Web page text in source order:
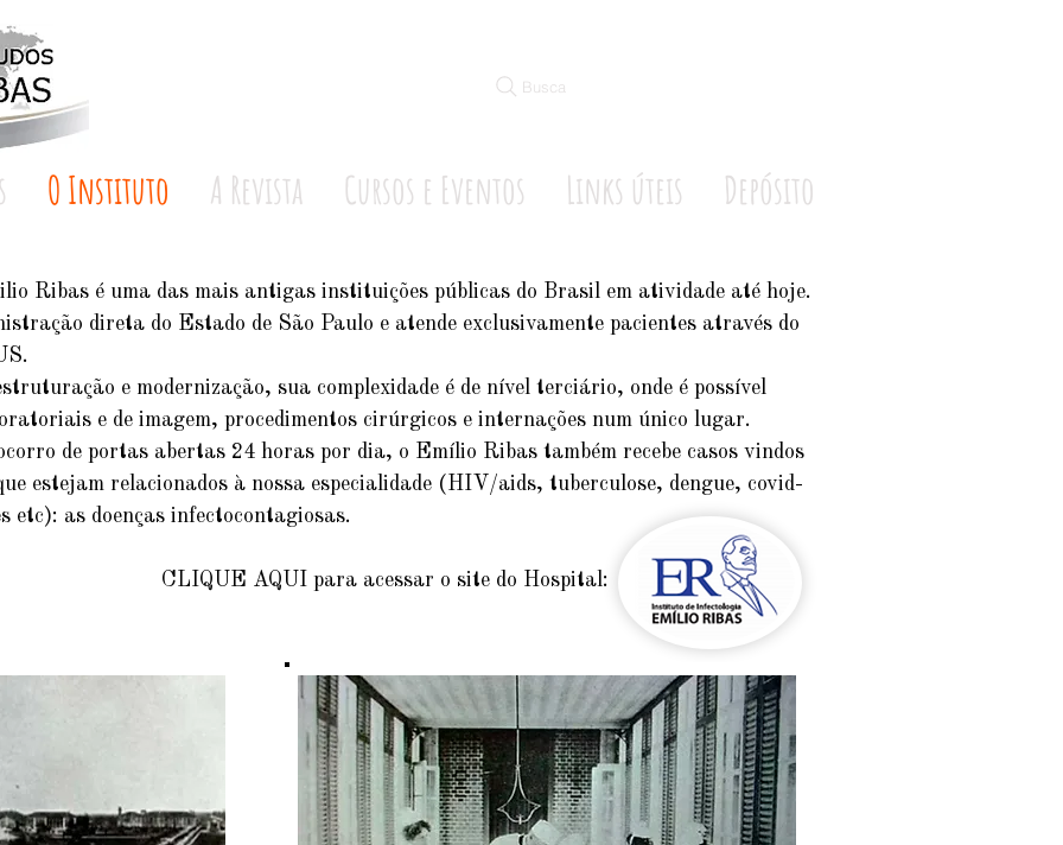
Busca
O Instituto A Revista Cursos e Eventos Links úteis Depósito
Ribas é uma das mais antigas instituições públicas do Brasil em atividade até hoje.
direta do Estado de São Paulo e atende exclusivamente pacientes através do
e modernização, sua complexidade é de nível terciário, onde é possível
e de imagem, procedimentos cirúrgicos e internações num único lugar.
de portas abertas 24 horas por dia, o Emílio Ribas também recebe casos vindos
estejam relacionados à nossa especialidade (HIV/aids, tuberculose, dengue, covid-
as doenças infectocontagiosas.
AQUI para acessar o site do Hospital: